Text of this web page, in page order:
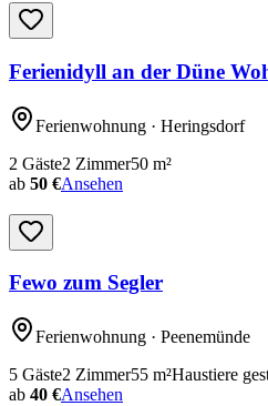
Ferienidyll an der Düne
Ferienwohnung · Heringsdorf
2 Gäste2 Zimmer50 m²
ab 50 €Ansehen
Fewo zum Segler
Ferienwohnung · Peenemünde
5 Gäste2 Zimmer55 m²Haustiere
ab 40 €Ansehen